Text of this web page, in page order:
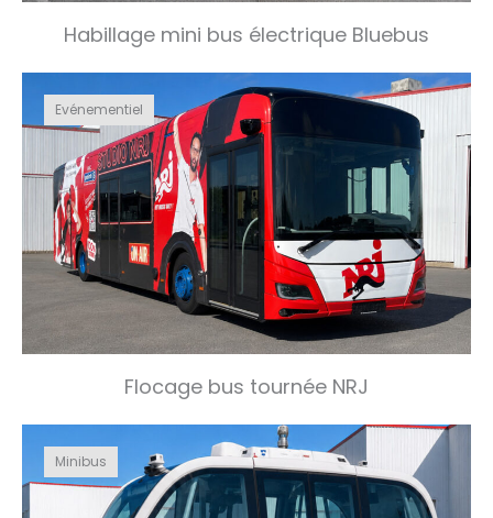
Habillage mini bus électrique Bluebus
Evénementiel
Flocage bus tournée NRJ
Minibus